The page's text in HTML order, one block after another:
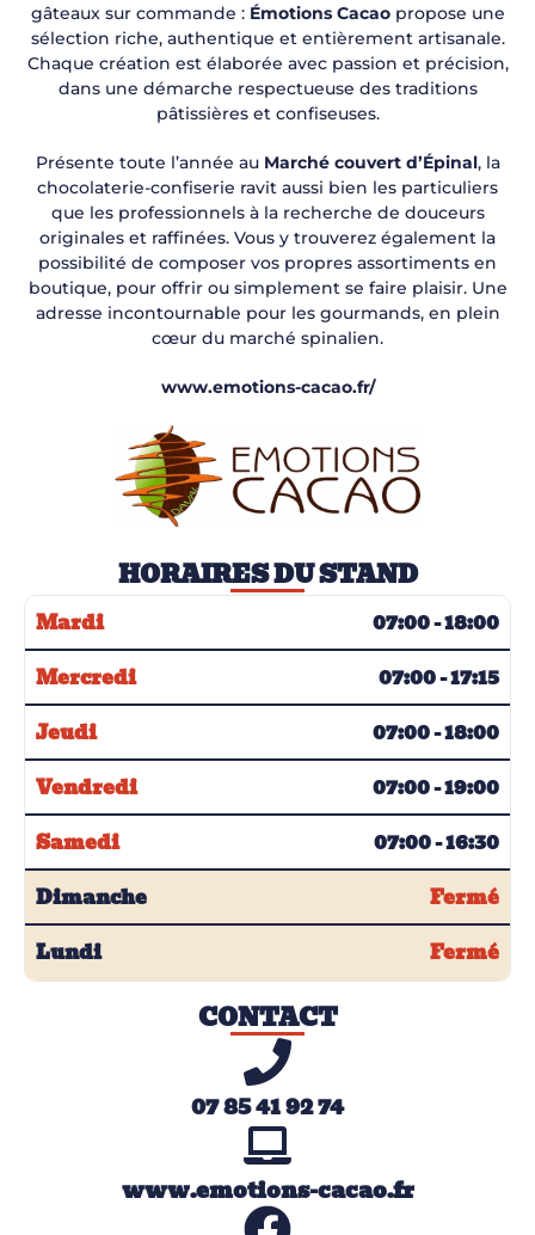
gâteaux sur commande : Émotions Cacaopropose une
sélection riche, authentique et entièrement artisanale.
Chaque création est élaborée avec passion et précision,
dans une démarche respectueuse des traditions
pâtissières et confiseuses.
Présente toute l’année au Marché couvert d’Épinal, la
chocolaterie-confiserie ravit aussi bien les particuliers
que les professionnels à la recherche de douceurs
originales et raffinées. Vous y trouverez également la
possibilité de composer vos propres assortiments en
boutique, pour offrir ou simplement se faire plaisir. Une
adresse incontournable pour les gourmands, en plein
cœur du marché spinalien.
www.emotions-cacao.fr/
HORAIRES DU STAND
Mardi
07:00 - 18:00
Mercredi
07:00 - 17:15
Jeudi
07:00 - 18:00
Vendredi
07:00 - 19:00
Samedi
07:00 - 16:30
Dimanche
Fermé
Lundi
Fermé
CONTACT
07 85 41 92 74
www.emotions-cacao.fr